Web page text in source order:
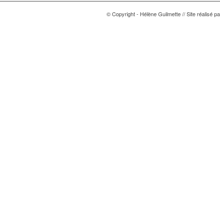
© Copyright - Hélène Guilmette // Site réalisé